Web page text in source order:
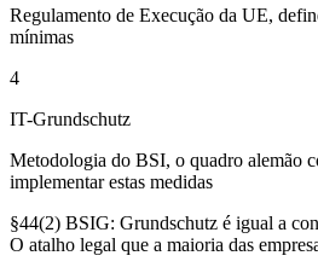
Regulamento de Execução da UE,
mínimas
4
IT-Grundschutz
Metodologia do BSI, o quadro alemão
implementar estas medidas
§44(2) BSIG: Grundschutz é igual a
O atalho legal que a maioria das